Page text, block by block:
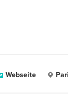
Webseite